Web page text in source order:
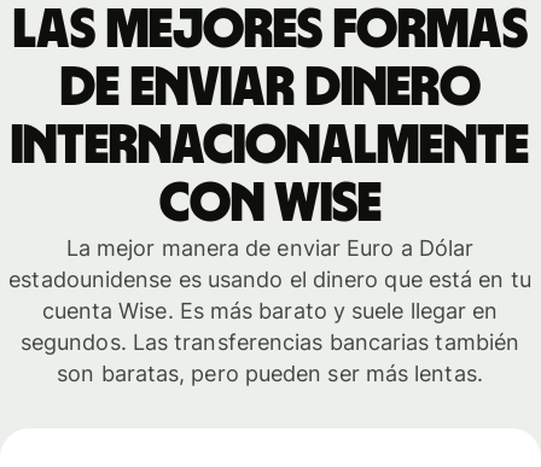
Las mejores formas
de enviar dinero
internacionalmente
con Wise
La mejor manera de enviar Euro a Dólar
estadounidense es usando el dinero que está en tu
cuenta Wise. Es más barato y suele llegar en
segundos. Las transferencias bancarias también
son baratas, pero pueden ser más lentas.